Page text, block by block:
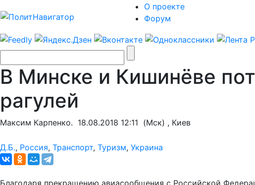
О проекте
Форум
В Минске и Кишинёве
рагулей
Максим Карпенко. 18.08.2018 12:11 (Мск) , Киев
Д.Б., Россия, Транспорт, Туризм, Украина
Благодаря прекращению авиасообщения с Российской